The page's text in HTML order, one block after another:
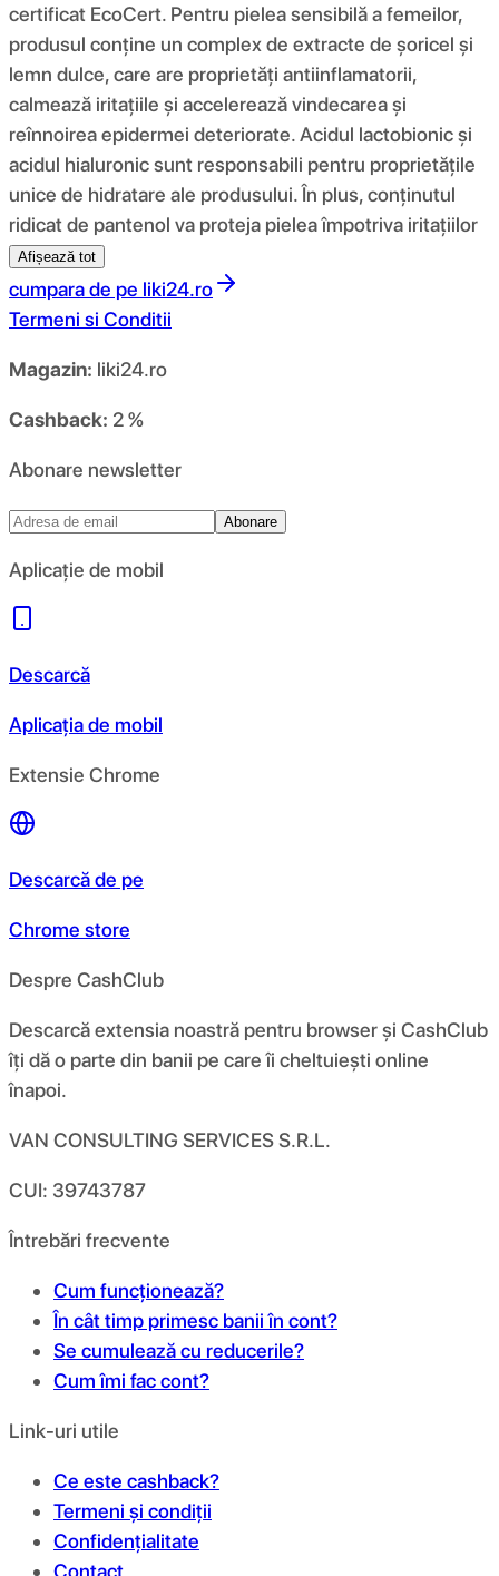
certificat EcoCert. Pentru pielea sensibilă a femeilor,
produsul conține un complex de extracte de șoricel și
lemn dulce, care are proprietăți antiinflamatorii,
calmează iritațiile și accelerează vindecarea și
reînnoirea epidermei deteriorate. Acidul lactobionic și
acidul hialuronic sunt responsabili pentru proprietățile
unice de hidratare ale produsului. În plus, conținutul
ridicat de pantenol va proteja pielea împotriva iritațiilor
Afișează tot
cumpara de pe liki24.ro
Termeni si Conditii
Magazin: liki24.ro
Cashback: 2 %
Abonare newsletter
Abonare
Aplicație de mobil
Descarcă
Aplicația de mobil
Extensie Chrome
Descarcă de pe
Chrome store
Despre CashClub
Descarcă extensia noastră pentru browser și CashClub
îți dă o parte din banii pe care îi cheltuiești online
înapoi.
VAN CONSULTING SERVICES S.R.L.
CUI: 39743787
Întrebări frecvente
Cum funcționează?
În cât timp primesc banii în cont?
Se cumulează cu reducerile?
Cum îmi fac cont?
Link-uri utile
Ce este cashback?
Termeni și condiții
Confidențialitate
Contact